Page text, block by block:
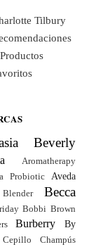
Tilbury
Beverly
Aromatherapy
Probiotic Aveda
Becca
Bobbi Brown
Burberry
By
Cepillo Champús